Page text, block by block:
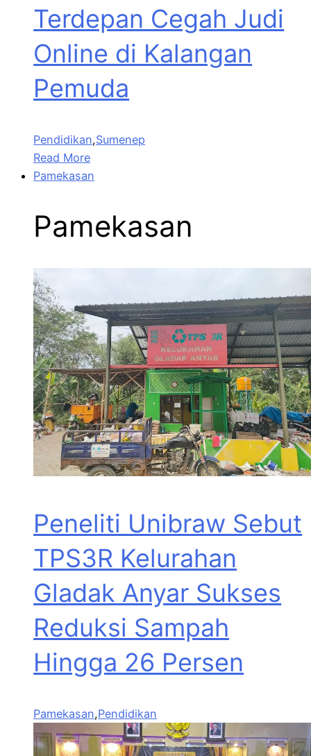
Terdepan Cegah Judi
Online di Kalangan
Pemuda
Pendidikan,Sumenep
Read More
Pamekasan
Pamekasan
Peneliti Unibraw Sebut
TPS3R Kelurahan
Gladak Anyar Sukses
Reduksi Sampah
Hingga 26 Persen
Pamekasan,Pendidikan